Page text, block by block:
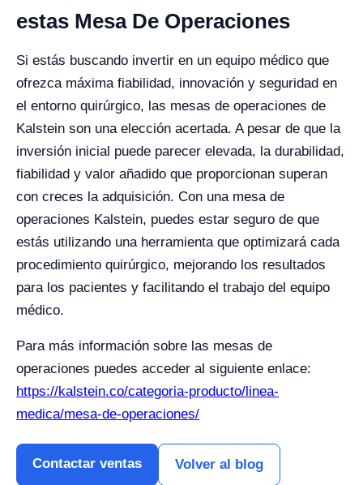
estas Mesa De Operaciones
Si estás buscando invertir en un equipo médico que
ofrezca máxima fiabilidad, innovación y seguridad en
el entorno quirúrgico, las mesas de operaciones de
Kalstein son una elección acertada. A pesar de que la
inversión inicial puede parecer elevada, la durabilidad,
fiabilidad y valor añadido que proporcionan superan
con creces la adquisición. Con una mesa de
operaciones Kalstein, puedes estar seguro de que
estás utilizando una herramienta que optimizará cada
procedimiento quirúrgico, mejorando los resultados
para los pacientes y facilitando el trabajo del equipo
médico.
Para más información sobre las mesas de
operaciones puedes acceder al siguiente enlace:
https://kalstein.co/categoria-producto/linea-
medica/mesa-de-operaciones/
Contactar ventas Volver al blog